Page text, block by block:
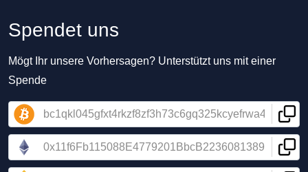
Spendet uns
Mögt Ihr unsere Vorhersagen? Unterstützt uns mit einer
Spende